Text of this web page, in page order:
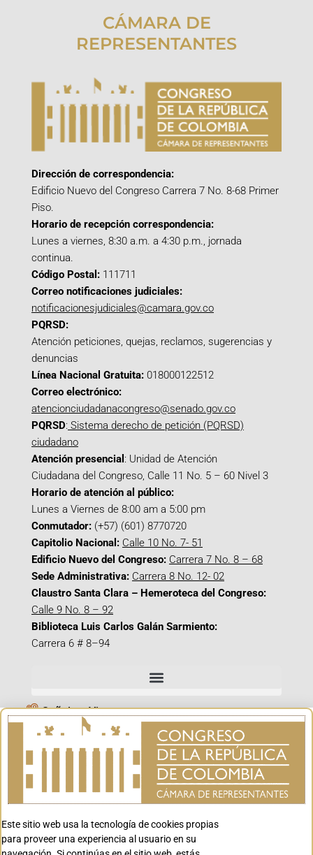
CÁMARA DE
REPRESENTANTES
Dirección de correspondencia:
Edificio Nuevo del Congreso Carrera 7 No. 8-68 Primer
Piso.
Horario de recepción correspondencia:
Lunes a viernes, 8:30 a.m. a 4:30 p.m., jornada
continua.
Código Postal: 111711
Correo notificaciones judiciales:
notificacionesjudiciales@camara.gov.co
PQRSD:
Atención peticiones, quejas, reclamos, sugerencias y
denuncias
Línea Nacional Gratuita: 018000122512
Correo electrónico:
atencionciudadanacongreso@senado.gov.co
PQRSD: Sistema derecho de petición (PQRSD)
ciudadano
Atención presencial : Unidad de Atención
Ciudadana del Congreso, Calle 11 No. 5 – 60 Nivel 3
Horario de atención al público:
Lunes a Viernes de 8:00 am a 5:00 pm
Conmutador: (+57) (601) 8770720
Capitolio Nacional: Calle 10 No. 7- 51
Edificio Nuevo del Congreso: Carrera 7 No. 8 – 68
Sede Administrativa: Carrera 8 No. 12- 02
Claustro Santa Clara – Hemeroteca del Congreso:
Calle 9 No. 8 – 92
Biblioteca Luis Carlos Galán Sarmiento:
Carrera 6 # 8–94
Señal en Vivo
Facebook_@CamaraColombia
Instagram_@CamaraColombia
X_@CamaraColombia
Youtube_@CamaraColombia
Tiktok_@CamaraColombia
Youtube_@CanalCongreso
Este sitio web usa la tecnología de cookies propias
para proveer una experiencia al usuario en su